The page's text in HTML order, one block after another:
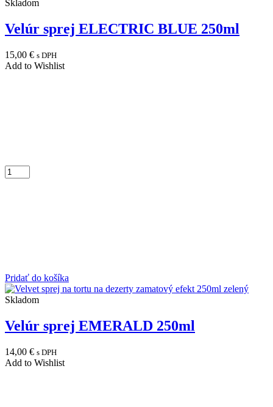
Skladom
Velúr sprej ELECTRIC BLUE 250ml
15,00 € s DPH
Add to Wishlist
Pridať do košíka
Skladom
Velúr sprej EMERALD 250ml
14,00 € s DPH
Add to Wishlist